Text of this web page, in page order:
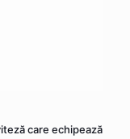
care echipează